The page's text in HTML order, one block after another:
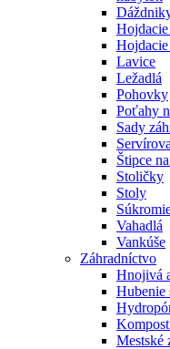
Hojdacie
Lavice
Ležadlá
Pohovky
Poťahy
Sady
Štipce
Stoličky
Stoly
Vahadlá
Vankúše
Záhradníctvo
Hnojivá
Hubenie
Mestské